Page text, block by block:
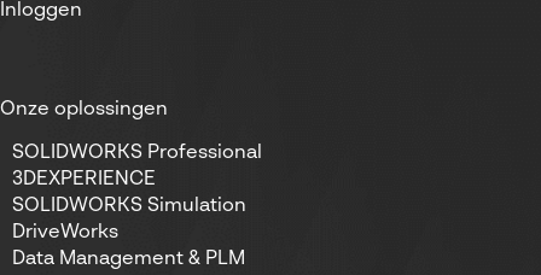
Inloggen
Onze oplossingen
SOLIDWORKS Professional
3DEXPERIENCE
SOLIDWORKS Simulation
DriveWorks
Data Management & PLM